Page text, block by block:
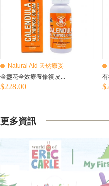
Natural Aid 天然療妥
金盞花全效療養修復皮...
$228.00
更多資訊